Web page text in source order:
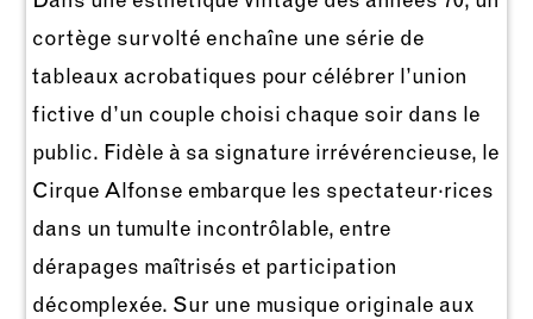
cortège survolté enchaîne une série de
tableaux acrobatiques pour célébrer l’union
fictive d’un couple choisi chaque soir dans le
public. Fidèle à sa signature irrévérencieuse, le
Cirque Alfonse embarque les spectateur·rices
dans un tumulte incontrôlable, entre
dérapages maîtrisés et participation
décomplexée. Sur une musique originale aux